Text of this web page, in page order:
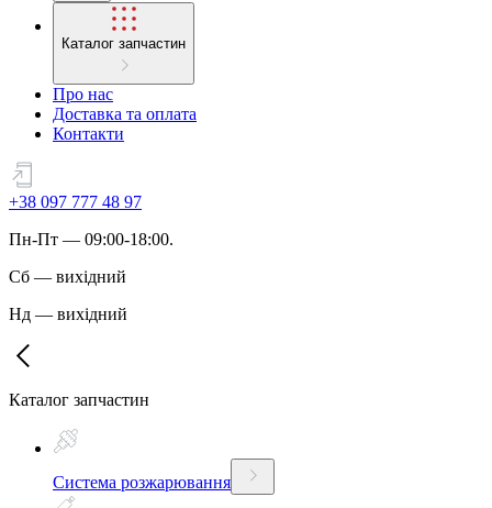
Каталог запчастин
Про нас
Доставка та оплата
Контакти
+38 097 777 48 97
Пн-Пт — 09:00-18:00.
Сб — вихідний
Нд — вихідний
Каталог запчастин
Система розжарювання